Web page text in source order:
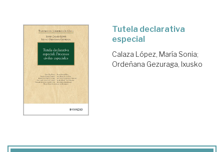
Tutela declarativa
especial
Calaza López, María Sonia;
Ordeñana Gezuraga, Ixusko